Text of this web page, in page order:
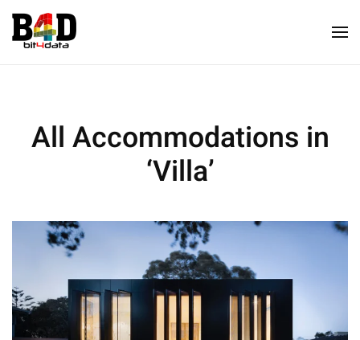
All Accommodations in
‘Villa’